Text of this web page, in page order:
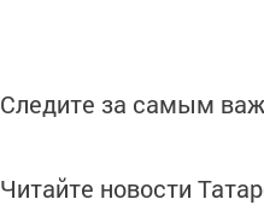
Следите за самым
Читайте новости